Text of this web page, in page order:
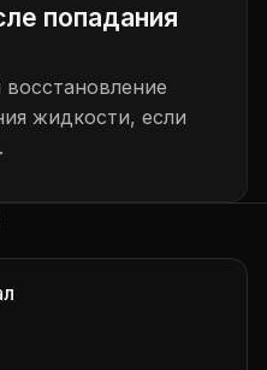
попадания
жидкости, если